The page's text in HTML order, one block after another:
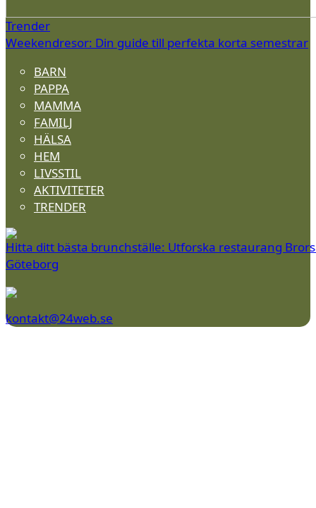
Trender
Weekendresor: Din guide till perfekta korta semestrar
BARN
PAPPA
MAMMA
FAMILJ
HÄLSA
HEM
LIVSSTIL
AKTIVITETER
TRENDER
Hitta ditt bästa brunchställe: Utforska restaurang
Göteborg
kontakt@24web.se